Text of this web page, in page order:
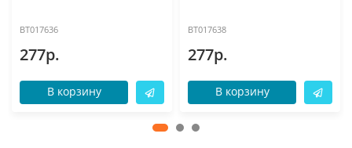
BT017636
277р.
В корзину
BT017638
277р.
В корзину